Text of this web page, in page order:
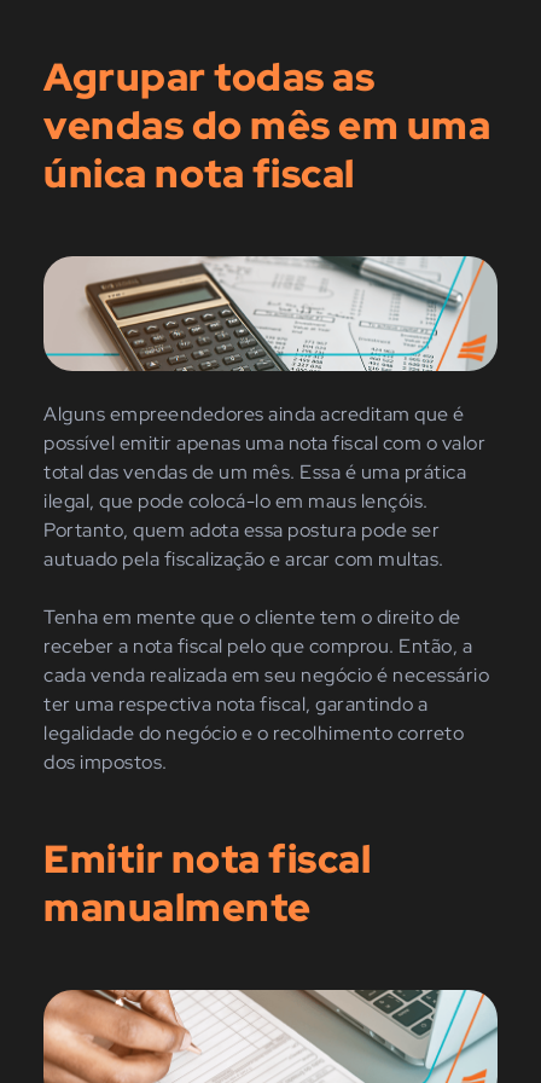
Agrupar todas as
vendas do mês em uma
única nota fiscal
Alguns empreendedores ainda acreditam que é
possível emitir apenas uma nota fiscal com o valor
total das vendas de um mês. Essa é uma prática
ilegal, que pode colocá-lo em maus lençóis.
Portanto, quem adota essa postura pode ser
autuado pela fiscalização e arcar com multas.
Tenha em mente que o cliente tem o direito de
receber a nota fiscal pelo que comprou. Então, a
cada venda realizada em seu negócio é necessário
ter uma respectiva nota fiscal, garantindo a
legalidade do negócio e o recolhimento correto
dos impostos.
Emitir nota fiscal
manualmente